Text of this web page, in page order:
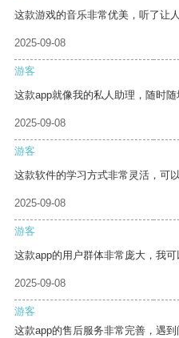
这款游戏的音乐非常优美，听了让人
2025-09-08
游客
这款app就像我的私人助理，随时随
2025-09-08
游客
这款软件的学习方式非常灵活，可
2025-09-08
游客
这款app的用户群体非常庞大，我可
2025-09-08
游客
这款app的售后服务非常完善，遇